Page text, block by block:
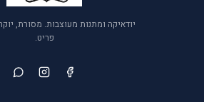
יודאיקה ומתנות מעוצבות. מסורת,
פריט.